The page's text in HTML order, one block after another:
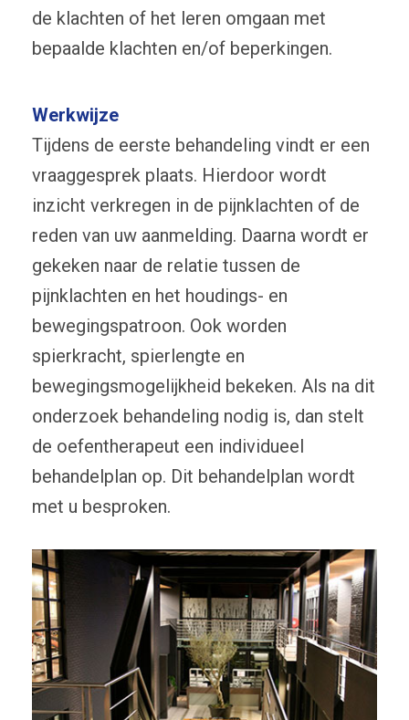
de klachten of het leren omgaan met
bepaalde klachten en/of beperkingen.
Werkwijze
Tijdens de eerste behandeling vindt er een
vraaggesprek plaats. Hierdoor wordt
inzicht verkregen in de pijnklachten of de
reden van uw aanmelding. Daarna wordt er
gekeken naar de relatie tussen de
pijnklachten en het houdings- en
bewegingspatroon. Ook worden
spierkracht, spierlengte en
bewegingsmogelijkheid bekeken. Als na dit
onderzoek behandeling nodig is, dan stelt
de oefentherapeut een individueel
behandelplan op. Dit behandelplan wordt
met u besproken.